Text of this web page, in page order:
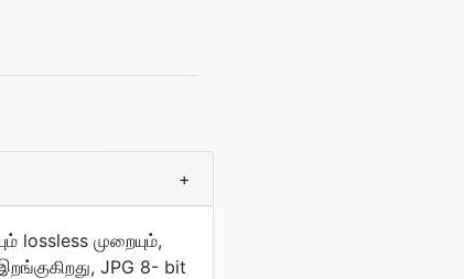
+
lossless முறையும்,
JPG 8- bit